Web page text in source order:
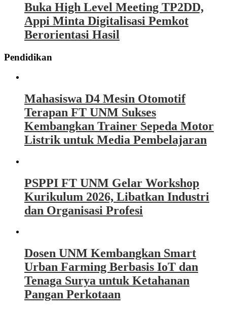
Buka High Level Meeting TP2DD,
Appi Minta Digitalisasi Pemkot
Berorientasi Hasil
Pendidikan
Mahasiswa D4 Mesin Otomotif
Terapan FT UNM Sukses
Kembangkan Trainer Sepeda Motor
Listrik untuk Media Pembelajaran
PSPPI FT UNM Gelar Workshop
Kurikulum 2026, Libatkan Industri
dan Organisasi Profesi
Dosen UNM Kembangkan Smart
Urban Farming Berbasis IoT dan
Tenaga Surya untuk Ketahanan
Pangan Perkotaan